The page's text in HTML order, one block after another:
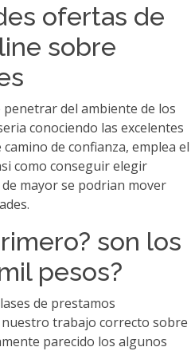
ofertas de
sobre
del ambiente de los
conociendo las excelentes
de confianza, emplea el
como conseguir elegir
mayor se podri­an mover
son los
pesos?
de prestamos
trabajo correcto sobre
parecido los algunos